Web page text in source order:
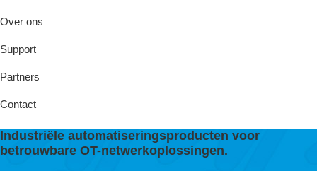
Over ons
Support
Partners
Contact
Industriële automatiseringsproducten voor
betrouwbare OT-netwerkoplossingen.